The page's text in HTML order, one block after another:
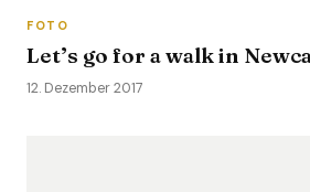
FOTO
Let’s go for a walk in
12. Dezember 2017